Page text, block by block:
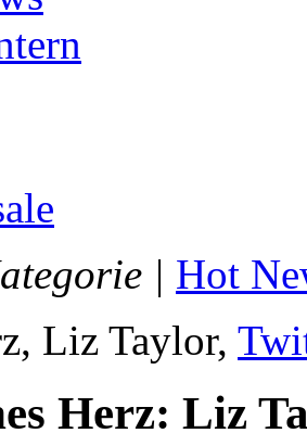
| Hot
Liz Taylor,
Herz: Liz